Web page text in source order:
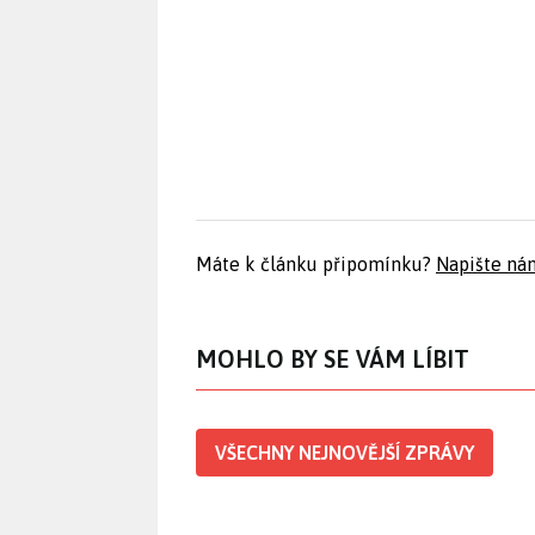
Máte k článku připomínku? Napište
MOHLO BY SE VÁM LÍBIT
VŠECHNY NEJNOVĚJŠÍ ZPRÁVY